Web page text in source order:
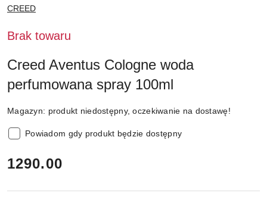
NAZWA
PRODUCENTA:
CREED
Brak towaru
Creed Aventus Cologne woda
perfumowana spray 100ml
Magazyn: produkt niedostępny, oczekiwanie na dostawę!
Powiadom gdy produkt będzie dostępny
cena:
1290.00